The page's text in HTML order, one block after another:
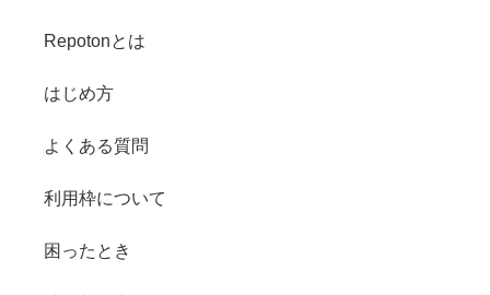
Repotonとは
はじめ方
よくある質問
利用枠について
困ったとき